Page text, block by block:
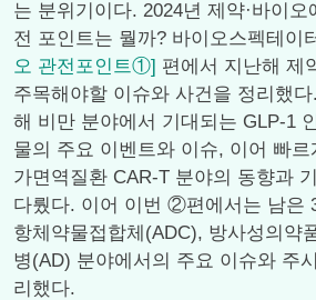
는 분위기이다. 2024년 제약·바이
전 포인트는 뭘까? 바이오스펙테이
오 관전포인트①] 편에서 지난해 제
주목해야할 이슈와 사건을 정리했
해 비만 분야에서 기대되는 GLP-1
물의 주요 이벤트와 이슈, 이어 빠
가면역질환 CAR-T 분야의 동향과
다뤘다. 이어 이번 ②편에서는 남은
항체약물접합체(ADC), 방사성의약
병(AD) 분야에서의 주요 이슈와 주
리했다.